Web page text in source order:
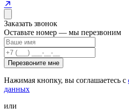
Заказать звонок
Оставьте номер — мы перезвоним
Перезвоните мне
Нажимая кнопку, вы соглашаетесь с
данных
или